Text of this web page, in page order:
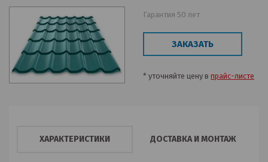
Гарантия 50 лет
ЗАКАЗАТЬ
* уточняйте цену в прайс-листе
ХАРАКТЕРИСТИКИ ДОСТАВКА И МОНТАЖ